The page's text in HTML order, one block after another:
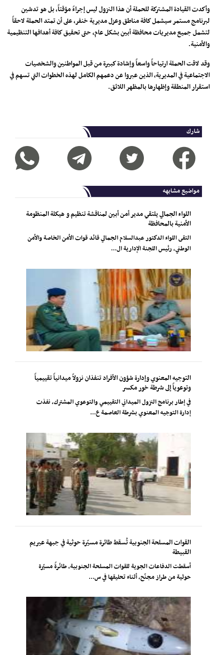
​وأكدت القيادة المشتركة للحملة أن هذا النزول ليس إجراءً مؤقتاً، بل هو تدشين
لبرنامج مستمر سيشمل كافة مناطق وعزل مديرية خنفر، على أن تمتد الحملة لاحقاً
لتشمل جميع مديريات محافظة أبين بشكل عام، حتى تحقيق كافة أهدافها التنظيمية
والأمنية.
​وقد لاقت الحملة ارتياحاً واسعاً وإشادة كبيرة من قبل المواطنين والشخصيات
الاجتماعية في المديرية، الذين عبروا عن دعمهم الكامل لهذه الخطوات التي تسهم في
استقرار المنطقة وإظهارها بالمظهر اللائق.
شارك
مواضيع مشابهه
اللواء الجمالي يلتقي مدير أمن أبين لمناقشة تنظيم و هيكلة المنظومة
الأمنية بالمحافظة
التقى اللواء الدكتور عبدالسلام الجمالي قائد قوات الأمن الخاصة والأمن
الوطني، رئيس اللجنة الإدارية ال...
التوجيه المعنوي وإدارة شؤون الأفراد تنفذان نزولاً ميدانياً تقييمياً
وتوعوياً إلى شرطة خور مكسر
في إطار برنامج النزول الميداني التقييمي والتوعوي المشترك، نفذت
إدارة التوجيه المعنوي بشرطة العاصمة ع...
القوات المسلحة الجنوبية تُسقط طائرة مسيّرة حوثية في جبهة عيريم
القبيطة
أسقطت الدفاعات الجوية للقوات المسلحة الجنوبية، طائرةً مسيّرة
حوثية من طراز مجنّح، أثناء تحليقها في س...